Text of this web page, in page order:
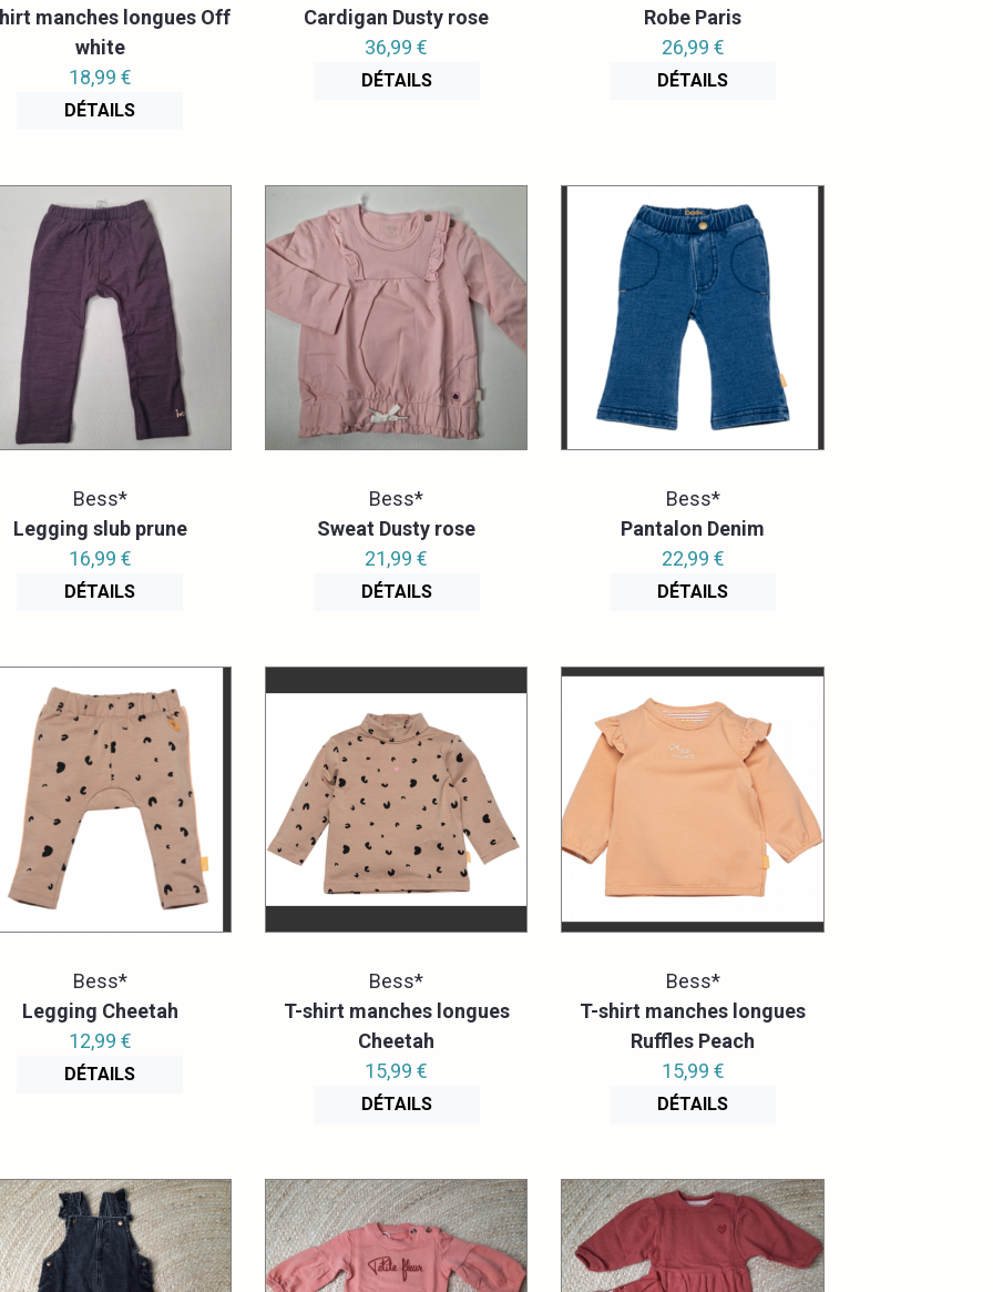
manches longues Off
white
18,99 €
DÉTAILS
Cardigan Dusty rose
36,99 €
DÉTAILS
Robe Paris
26,99 €
DÉTAILS
Bess*
Legging slub prune
16,99 €
DÉTAILS
Bess*
Sweat Dusty rose
21,99 €
DÉTAILS
Bess*
Pantalon Denim
22,99 €
DÉTAILS
Bess*
Legging Cheetah
12,99 €
DÉTAILS
Bess*
T-shirt manches longues
Cheetah
15,99 €
DÉTAILS
Bess*
T-shirt manches longues
Ruffles Peach
15,99 €
DÉTAILS